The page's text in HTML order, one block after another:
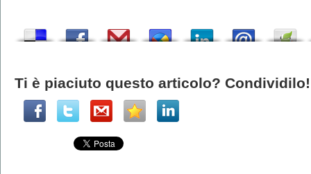
Ti è piaciuto questo articolo? Condividilo!